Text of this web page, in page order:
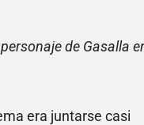
de Gasalla
era juntarse casi